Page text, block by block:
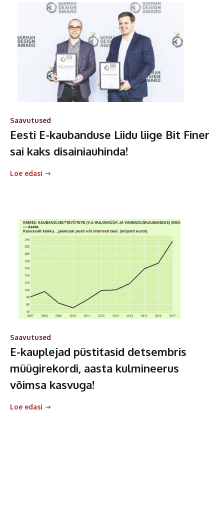
Saavutused
Eesti E-kaubanduse Liidu liige Bit Finer
sai kaks disainiauhinda!
Loe edasi
Saavutused
E-kauplejad püstitasid detsembris
müügirekordi, aasta kulmineerus
võimsa kasvuga!
Loe edasi